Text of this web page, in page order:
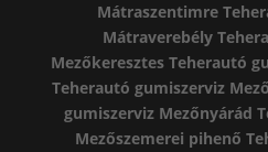
Mátraszentimre
Mátraverebély
Mezőkeresztes Teherautó
Teherautó gumiszerviz
gumiszerviz Mezőnyárád
Mezőszemerei pihenő